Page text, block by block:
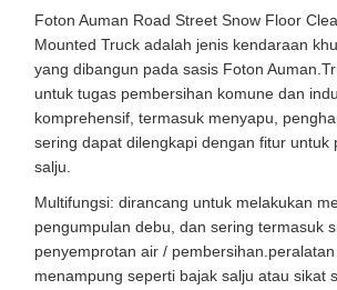
Foton Auman Road Street Snow Floor
Mounted Truck adalah jenis kendaraan
yang dibangun pada sasis Foton
untuk tugas pembersihan komune dan
komprehensif, termasuk menyapu,
sering dapat dilengkapi dengan fitur untuk
salju.
Multifungsi: dirancang untuk melakukan
pengumpulan debu, dan sering termasuk
penyemprotan air /
menampung seperti bajak salju atau sikat